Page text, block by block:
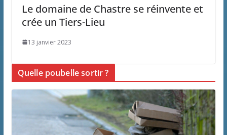
Le domaine de Chastre se réinvente et
crée un Tiers-Lieu
13 janvier 2023
Quelle poubelle sortir ?